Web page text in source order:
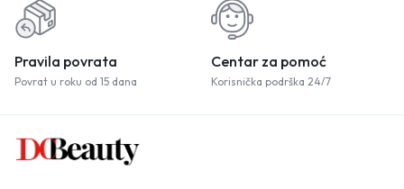
Pravila povrata
Povrat u roku od 15 dana
Centar za pomoć
Korisnička podrška 24/7